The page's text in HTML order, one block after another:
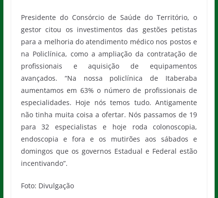
Presidente do Consórcio de Saúde do Território, o
gestor citou os investimentos das gestões petistas
para a melhoria do atendimento médico nos postos e
na Policlínica, como a ampliação da contratação de
profissionais e aquisição de equipamentos
avançados. “Na nossa policlínica de Itaberaba
aumentamos em 63% o número de profissionais de
especialidades. Hoje nós temos tudo. Antigamente
não tinha muita coisa a ofertar. Nós passamos de 19
para 32 especialistas e hoje roda colonoscopia,
endoscopia e fora e os mutirões aos sábados e
domingos que os governos Estadual e Federal estão
incentivando”.
Foto: Divulgação